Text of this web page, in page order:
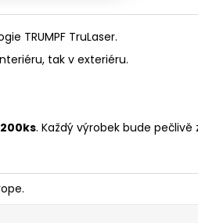
TRUMPF TruLaser.
tak v exteriéru.
200ks. Každý výrobek bude